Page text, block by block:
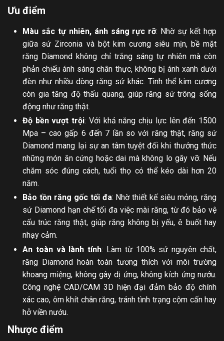
Ưu điểm
Màu sắc tự nhiên, ánh sáng rực rỡ: Nhờ sự kết hợp
giữa sứ Zirconia và bột kim cương siêu mịn, bề mặt
răng Diamond không chỉ trắng sáng tự nhiên mà còn
phản chiếu ánh sáng chân thực, không bị ánh xanh dưới
đèn như nhiều dòng răng sứ khác. Tinh thể kim cương
còn gia tăng độ thấu quang, giúp răng sứ trông sống
động như răng thật.
Độ bền vượt trội: Với khả năng chịu lực lên đến 1500
Mpa – cao gấp 6 đến 7 lần so với răng thật, răng sứ
Diamond mang lại sự an tâm tuyệt đối khi thưởng thức
những món ăn cứng hoặc dai mà không lo gãy vỡ. Nếu
chăm sóc đúng cách, tuổi thọ có thể kéo dài hơn 20
năm.
Bảo tồn răng gốc tối đa: Nhờ thiết kế siêu mỏng, răng
sứ Diamond hạn chế tối đa việc mài răng, từ đó bảo vệ
cấu trúc răng thật, giúp răng không bị yếu, ê buốt hay
nhạy cảm.
An toàn và lành tính: Làm từ 100% sứ nguyên chất,
răng Diamond hoàn toàn tương thích với môi trường
khoang miệng, không gây dị ứng, không kích ứng nướu.
Công nghệ CAD/CAM 3D hiện đại đảm bảo độ chính
xác cao, ôm khít chân răng, tránh tình trạng cộm cấn hay
hở viền nướu.
Nhược điểm